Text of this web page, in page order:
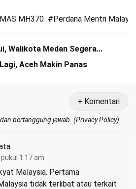
MAS MH370 #Perdana Mentri
Walikota Medan Segera
Aceh Makin Panas
+ Komentari
bertanggung jawab. (Privacy Policy)
1:17 am
Malaysia. Pertama
tidak terlibat atau terkait